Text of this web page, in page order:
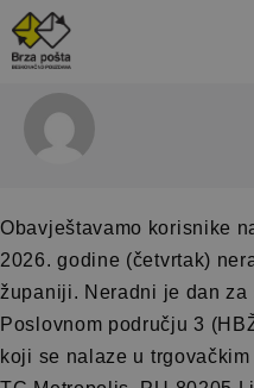
Brza Pošta
Obavještavamo korisnike
2026. godine (četvrtak)
županiji. Neradni je dan za
Poslovnom području 3
koji se nalaze u